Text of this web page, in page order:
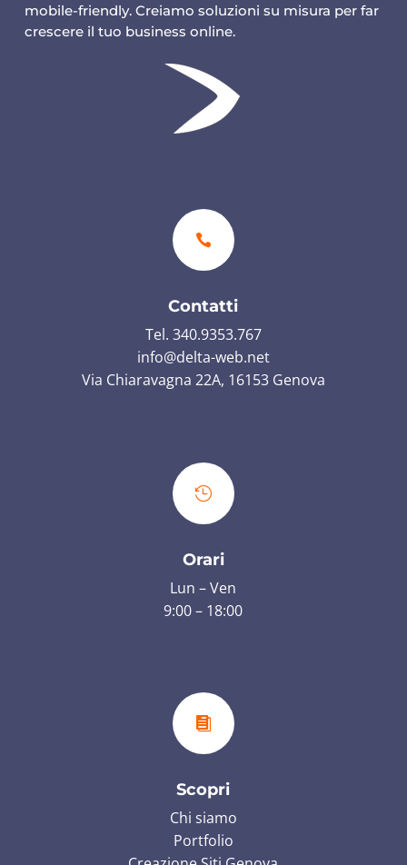
mobile-friendly. Creiamo soluzioni su misura per far
crescere il tuo business online.

Contatti
Tel. 340.9353.767
info@delta-web.net
Via Chiaravagna 22A, 16153 Genova

Orari
Lun – Ven
9:00 – 18:00

Scopri
Chi siamo
Portfolio